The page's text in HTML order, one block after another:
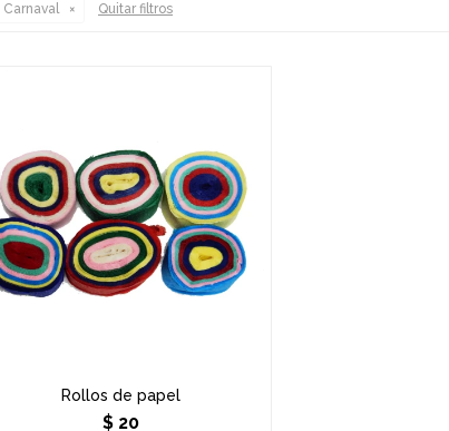
Carnaval Quitar filtros
Rollos de papel
$ 20